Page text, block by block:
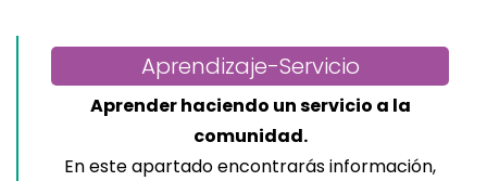
Aprendizaje-Servicio
Aprender haciendo un servicio a la
comunidad.
En este apartado encontrarás información,